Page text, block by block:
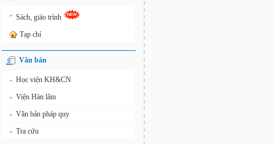
» Sách, giáo trình
Tạp chí
Văn bản
» Học viện KH&CN
» Viện Hàn lâm
» Văn bản pháp quy
» Tra cứu